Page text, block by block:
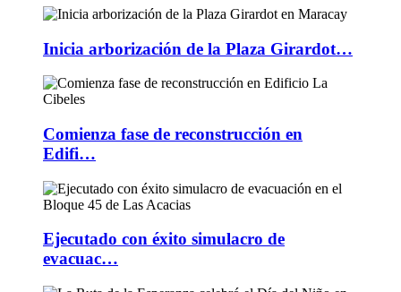
Inicia arborización de la Plaza Girardot…
Comienza fase de reconstrucción en
Edifi…
Ejecutado con éxito simulacro de
evacuac…